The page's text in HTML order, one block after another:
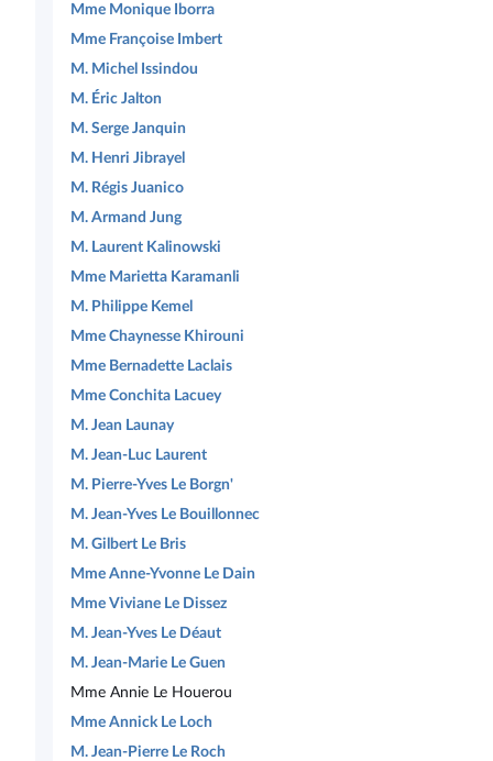
Mme Monique Iborra
Mme Françoise Imbert
M. Michel Issindou
M. Éric Jalton
M. Serge Janquin
M. Henri Jibrayel
M. Régis Juanico
M. Armand Jung
M. Laurent Kalinowski
Mme Marietta Karamanli
M. Philippe Kemel
Mme Chaynesse Khirouni
Mme Bernadette Laclais
Mme Conchita Lacuey
M. Jean Launay
M. Jean-Luc Laurent
M. Pierre-Yves Le Borgn'
M. Jean-Yves Le Bouillonnec
M. Gilbert Le Bris
Mme Anne-Yvonne Le Dain
Mme Viviane Le Dissez
M. Jean-Yves Le Déaut
M. Jean-Marie Le Guen
Mme Annie Le Houerou
Mme Annick Le Loch
M. Jean-Pierre Le Roch